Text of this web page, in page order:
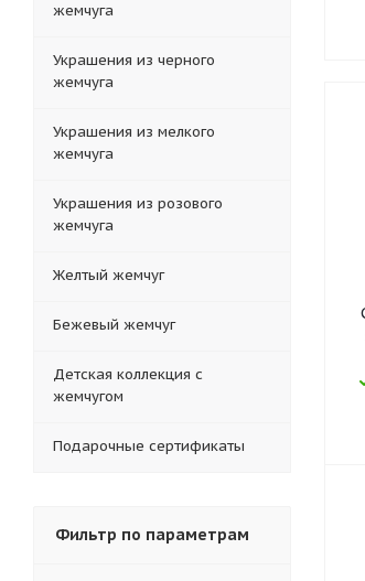
жемчуга
Украшения из черного
жемчуга
Украшения из мелкого
жемчуга
Украшения из розового
жемчуга
Желтый жемчуг
Бежевый жемчуг
Детская коллекция с
жемчугом
Подарочные сертификаты
Фильтр по параметрам